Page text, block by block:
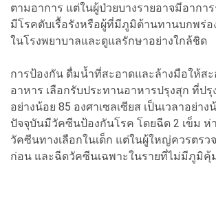
ตามอาการ แต่ในผู้ป่วยบางรายอาจมีอากา
มีโรคตับเรื้อรังหรือผู้ที่มีภูมิต้านทานบกพร่อ
ในโรงพยาบาลและดูแลรักษาอย่างใกล้ชิด
การป้องกัน ดื่มน้ำที่สะอาดและล้างมือให้ส
อาหาร เลือกรับประทานอาหารปรุงสุก ที่ป
อย่างน้อย 85 องศาเซลเซียส เป็นเวลาอย่าง
ปัจจุบันมีวัคซีนป้องกันโรค โดยฉีด 2 เข็ม ห่
วัคซีนทางเลือกในเด็ก แต่ในผู้ใหญ่ควรตร
ก่อน และฉีดวัคซีนเฉพาะในรายที่ไม่มีภูมิคุ้